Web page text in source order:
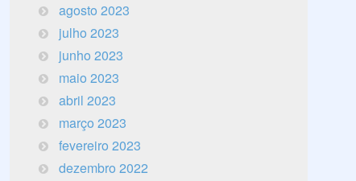
agosto 2023
julho 2023
junho 2023
maio 2023
abril 2023
março 2023
fevereiro 2023
dezembro 2022